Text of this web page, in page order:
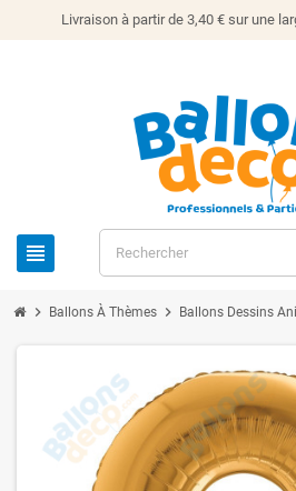
Livraison à partir de 3,40 € sur une
view_headline
chevron_right Ballons À Thèmes chevron_right Ballons Dessins